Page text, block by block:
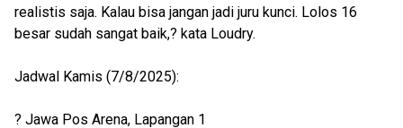
realistis saja. Kalau bisa jangan jadi juru kunci. Lolos 16
besar sudah sangat baik,? kata Loudry.
Jadwal Kamis (7/8/2025):
? Jawa Pos Arena, Lapangan 1